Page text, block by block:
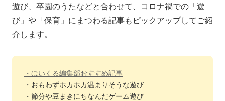
遊び、卒園のうたなどと合わせて、コロナ禍での「遊
び」や「保育」にまつわる記事もピックアップしてご紹
介します。
・ほいくる編集部おすすめ記事
・おもわずホカホカ温まりそうな遊び
・節分や豆まきにちなんだゲーム遊び